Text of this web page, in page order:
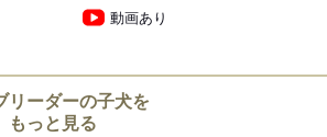
バ
予約金
動画あり
リーダーの子犬を
もっと見る